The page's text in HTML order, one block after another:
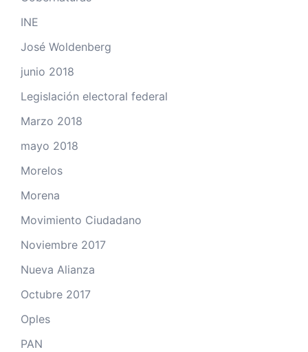
INE
José Woldenberg
junio 2018
Legislación electoral federal
Marzo 2018
mayo 2018
Morelos
Morena
Movimiento Ciudadano
Noviembre 2017
Nueva Alianza
Octubre 2017
Oples
PAN